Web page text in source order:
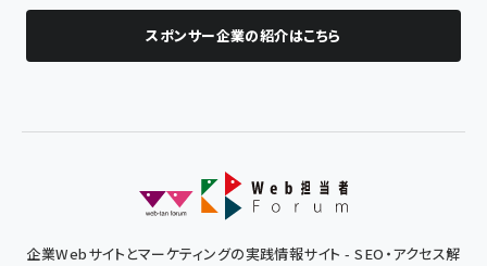
スポンサー企業の紹介はこちら
企業Webサイトとマーケティングの実践情報サイト - SEO・アクセス解